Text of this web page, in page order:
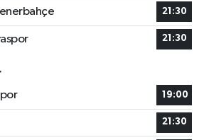
21:30
21:30
19:00
21:30